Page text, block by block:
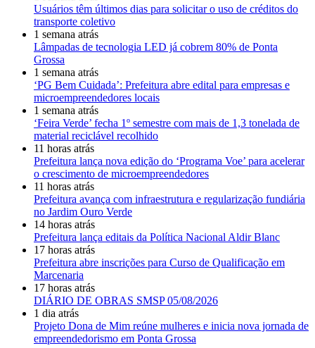
Usuários têm últimos dias para solicitar o uso de créditos do
transporte coletivo
1 semana atrás
Lâmpadas de tecnologia LED já cobrem 80% de Ponta
Grossa
1 semana atrás
‘PG Bem Cuidada’: Prefeitura abre edital para empresas e
microempreendedores locais
1 semana atrás
‘Feira Verde’ fecha 1º semestre com mais de 1,3 tonelada de
material reciclável recolhido
11 horas atrás
Prefeitura lança nova edição do ‘Programa Voe’ para acelerar
o crescimento de microempreendedores
11 horas atrás
Prefeitura avança com infraestrutura e regularização fundiária
no Jardim Ouro Verde
14 horas atrás
Prefeitura lança editais da Política Nacional Aldir Blanc
17 horas atrás
Prefeitura abre inscrições para Curso de Qualificação em
Marcenaria
17 horas atrás
DIÁRIO DE OBRAS SMSP 05/08/2026
1 dia atrás
Projeto Dona de Mim reúne mulheres e inicia nova jornada de
empreendedorismo em Ponta Grossa